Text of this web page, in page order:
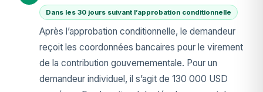
Dans les 30 jours suivant l’approbation conditionnelle
Après l’approbation conditionnelle, le demandeur
reçoit les coordonnées bancaires pour le virement
de la contribution gouvernementale. Pour un
demandeur individuel, il s’agit de 130 000 USD